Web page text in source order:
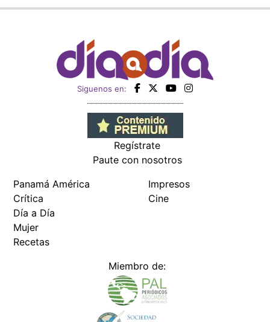
Siguenos en:
Regístrate
Paute con nosotros
Panamá América
Crítica
Día a Día
Mujer
Recetas
Impresos
Cine
Miembro de: